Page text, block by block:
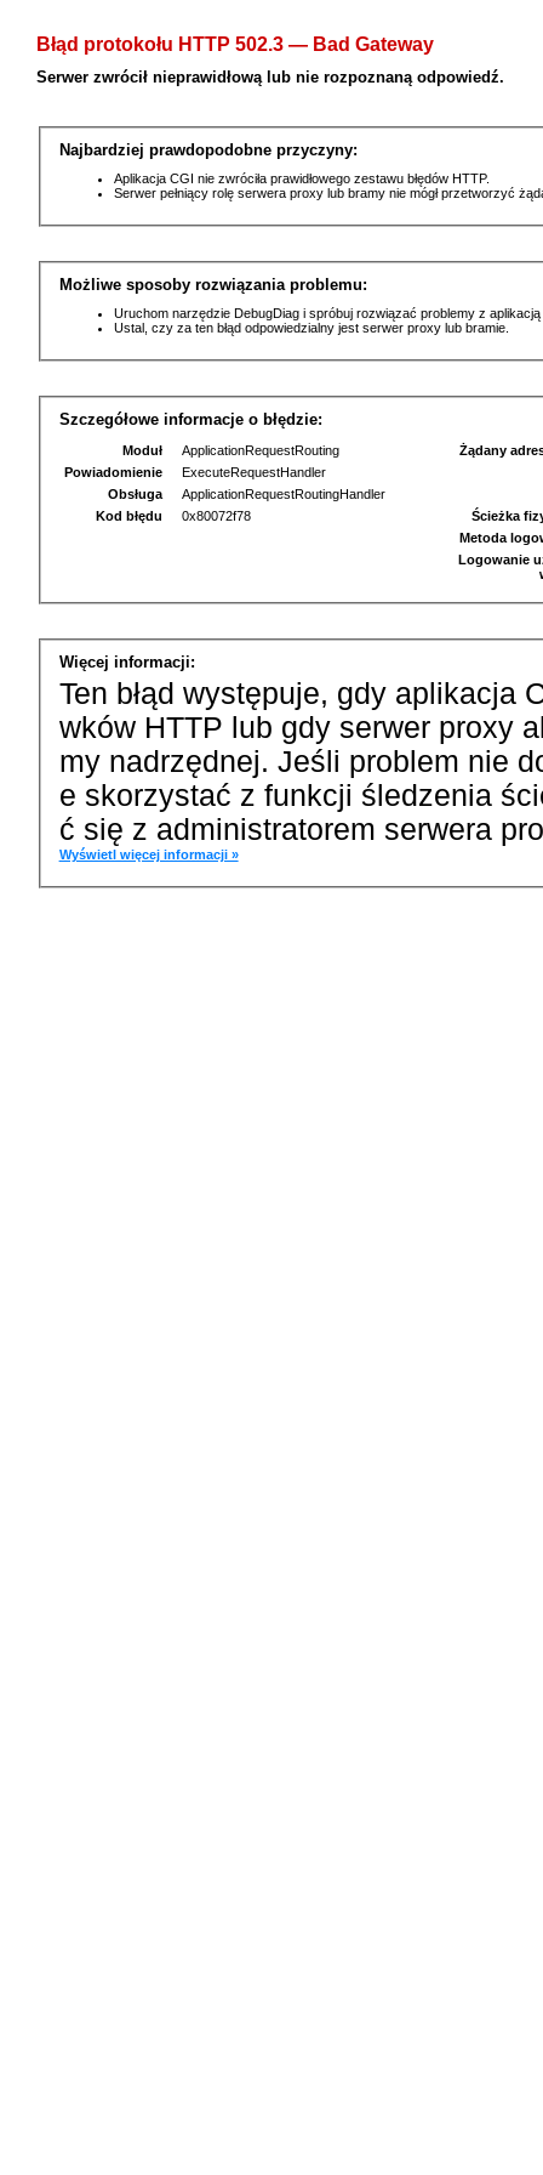
Błąd protokołu HTTP 502.3 — Bad Gateway
Serwer zwrócił nieprawidłową lub nie rozpoznaną odpowiedź.
Najbardziej prawdopodobne przyczyny:
Aplikacja CGI nie zwróciła prawidłowego zestawu błędów HTTP.
Serwer pełniący rolę serwera proxy lub bramy nie mógł przetworzyć
Możliwe sposoby rozwiązania problemu:
Uruchom narzędzie DebugDiag i spróbuj rozwiązać problemy z
Ustal, czy za ten błąd odpowiedzialny jest serwer proxy lub bramie.
Szczegółowe informacje o błędzie:
Moduł
ApplicationRequestRouting
Powiadomienie
ExecuteRequestHandler
Obsługa
ApplicationRequestRoutingHandler
Kod błędu
0x80072f78
Żądany
Ścieżka
Metoda
Logowanie
Więcej informacji:
Ten błąd występuje, gdy aplikacja
wków HTTP lub gdy serwer proxy
my nadrzędnej. Jeśli problem nie
e skorzystać z funkcji śledzenia
ć się z administratorem serwera
Wyświetl więcej informacji »